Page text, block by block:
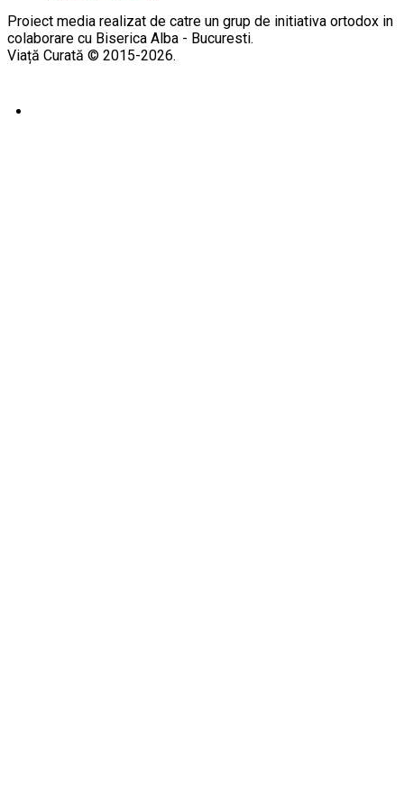
Proiect media realizat de catre un grup de initiativa ortodox in
colaborare cu Biserica Alba - Bucuresti.
Viață Curată © 2015-2026.